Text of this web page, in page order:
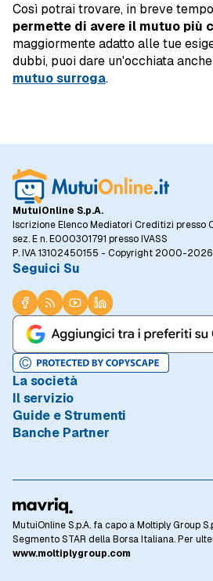
Abbatti il costo del
Fai subito un
Così potrai trovare, in breve
permette di avere il mutuo più
maggiormente adatto alle tue
dubbi, puoi dare un'occhiata
mutuo surroga.
MutuiOnline S.p.A.
Iscrizione Elenco Mediatori Creditizi presso
sez. E n. E000301791 presso IVASS
P. IVA 13102450155 - Copyright 2000-2026
Seguici Su
La società
Chi è MutuiOnline.it
Contatta MutuiOnline.it
Opinioni degli Utenti
Linee guida editoriali
Rassegna Stampa
Lavora con Noi
Investor Relations
Il servizio
Come Funziona
Condizioni di Utilizzo
Privacy
Informativa Cookie
Preferenze Cookie
Privacy Banche Partner
Mutui Casa
Guide e Strumenti
Guide Mutui
Mutuo 100 prima casa
Calcolo Rata Mutuo
Osservatorio Tassi
Domande Frequenti
Glossario Mutui
Banche Partner
BNL - BNP Paribas
BPER Banca
CheBanca!
Crédit Agricole Italia
MutuiOnline S.p.A. fa capo a Moltiply Group
Segmento STAR della Borsa Italiana. Per
www.moltiplygroup.com